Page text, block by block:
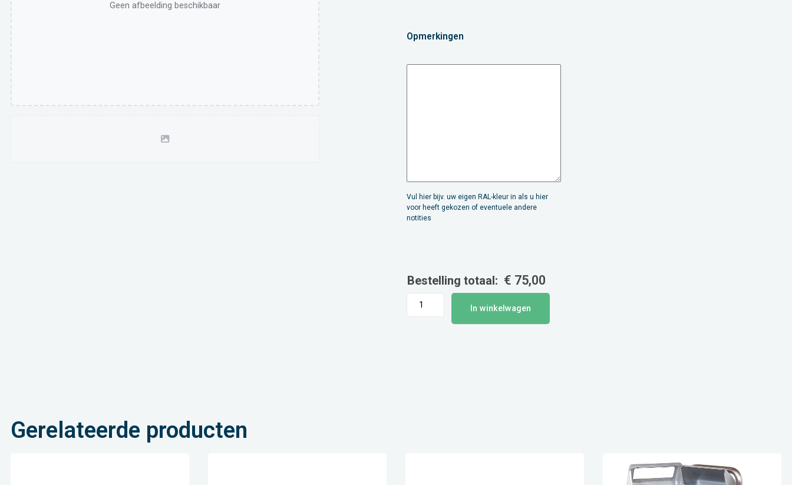
Geen afbeelding beschikbaar
Opmerkingen
Vul hier bijv. uw eigen RAL-kleur in als u hier
voor heeft gekozen of eventuele andere
notities
Bestelling totaal: € 75,00
Zakhouderframe
In winkelwagen
Gerelateerde producten